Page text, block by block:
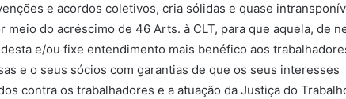
e acordos coletivos, cria sólidas e quase
meio do acréscimo de 46 Arts. à CLT, para que aquela, de
e/ou fixe entendimento mais benéfico aos
e o seus sócios com garantias de que os seus interesses
contra os trabalhadores e a atuação da Justiça do